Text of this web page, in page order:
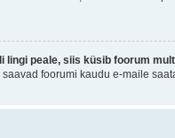
lingi peale, siis küsib foorum
foorumi kaudu e-maile